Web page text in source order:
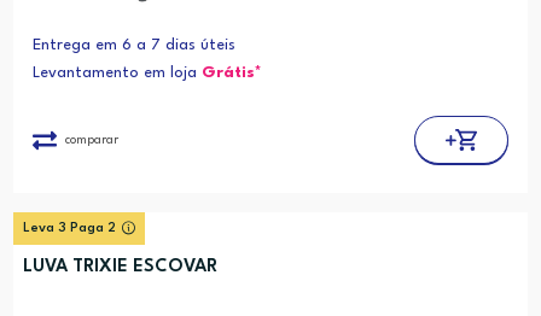
Entrega em 6 a 7 dias úteis
Levantamento em loja Grátis*
comparar
Leva 3 Paga 2
LUVA TRIXIE ESCOVAR